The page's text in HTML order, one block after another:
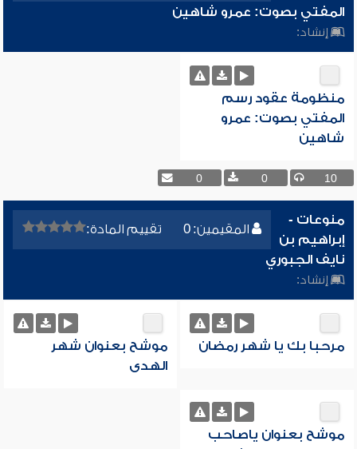
المفتي بصوت: عمرو شاهين
إنشاد:
منظومة عقود رسم
المفتي بصوت: عمرو
شاهين
10
0
0
المقيمين: 0 تقييم المادة:
منوعات -
إبراهيم بن
نايف الجبوري
إنشاد:
مرحبا بك يا شهر رمضان
موشح بعنوان شهر
الهدى
موشح بعنوان ياصاحب